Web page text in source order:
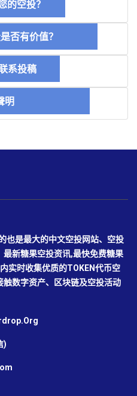
的空投？
否有价值？
系投稿
明
是最大的中文空投网站、空投
新糖果空投资讯,最快免费糖果
实时收集优质的TOKEN代币空
数字资产、区块链及空投活动
)